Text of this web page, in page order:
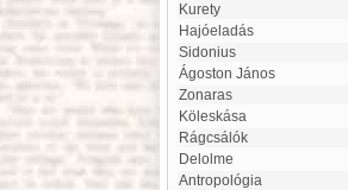
Kurety
Hajóeladás
Sidonius
Ágoston János
Zonaras
Köleskása
Rágcsálók
Delolme
Antropológia